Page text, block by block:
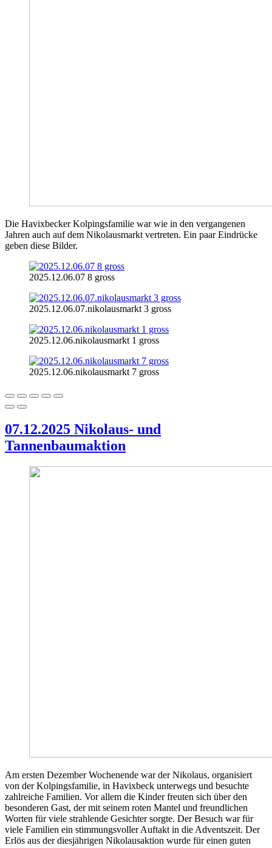
Die Havixbecker Kolpingsfamilie war wie in den vergangenen
Jahren auch auf dem Nikolausmarkt vertreten. Ein paar Eindrücke
geben diese Bilder.
2025.12.06.07 8 gross
2025.12.06.07.nikolausmarkt 3 gross
2025.12.06.nikolausmarkt 1 gross
2025.12.06.nikolausmarkt 7 gross
07.12.2025 Nikolaus- und
Tannenbaumaktion
Am ersten Dezember Wochenende war der Nikolaus, organisiert
von der Kolpingsfamilie, in Havixbeck unterwegs und besuchte
zahlreiche Familien. Vor allem die Kinder freuten sich über den
besonderen Gast, der mit seinem roten Mantel und freundlichen
Worten für viele strahlende Gesichter sorgte. Der Besuch war für
viele Familien ein stimmungsvoller Auftakt in die Adventszeit. Der
Erlös aus der diesjährigen Nikolausaktion wurde für einen guten